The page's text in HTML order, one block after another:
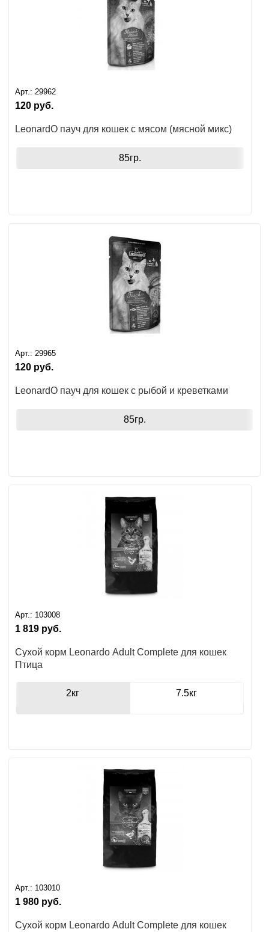
Арт.: 29962
120 руб.
LeonardO пауч для кошек с мясом (мясной микс)
85гр.
Арт.: 29965
120 руб.
LeonardO пауч для кошек с рыбой и креветками
85гр.
Арт.: 103008
1 819 руб.
Сухой корм Leonardo Adult Complete для кошек
Птица
2кг 7.5кг
Арт.: 103010
1 980 руб.
Сухой корм Leonardo Adult Complete для кошек